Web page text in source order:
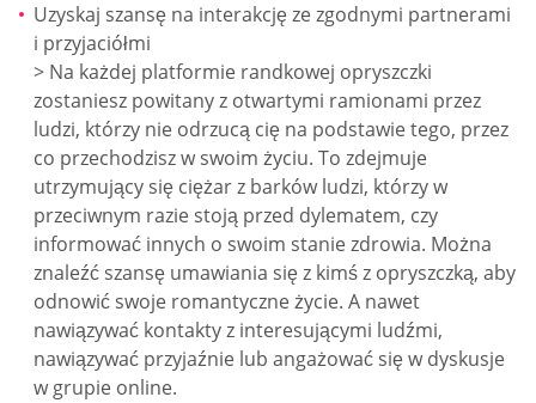
Uzyskaj szansę na interakcję ze zgodnymi partnerami
i przyjaciółmi
> Na każdej platformie randkowej opryszczki
zostaniesz powitany z otwartymi ramionami przez
ludzi, którzy nie odrzucą cię na podstawie tego, przez
co przechodzisz w swoim życiu. To zdejmuje
utrzymujący się ciężar z barków ludzi, którzy w
przeciwnym razie stoją przed dylematem, czy
informować innych o swoim stanie zdrowia. Można
znaleźć szansę umawiania się z kimś z opryszczką, aby
odnowić swoje romantyczne życie. A nawet
nawiązywać kontakty z interesującymi ludźmi,
nawiązywać przyjaźnie lub angażować się w dyskusje
w grupie online.